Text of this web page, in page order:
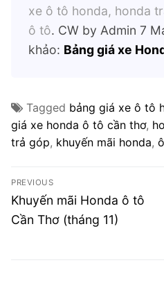
xe ô tô honda, honda
ô tô. CW by Admin 7
khảo: Bảng giá xe
Tagged bảng giá xe ô tô
giá xe honda ô tô cần thơ,
trả góp, khuyến mãi honda,
Điều
hướng
bài
PREVIOUS
Previous
post:
Khuyến mãi Honda ô tô
Cần Thơ (tháng 11)